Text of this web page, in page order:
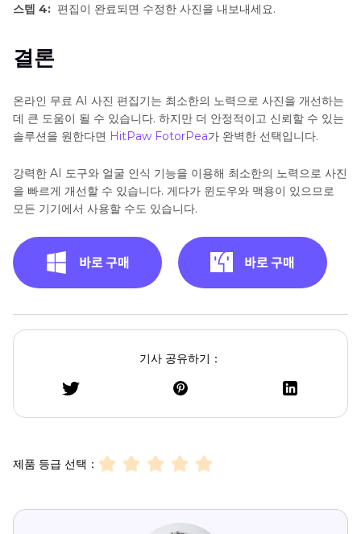
스텝 4: 편집이 완료되면 수정한 사진을 내보내세요.
결론
온라인 무료 AI 사진 편집기는 최소한의 노력으로 사진을 개선하는
데 큰 도움이 될 수 있습니다. 하지만 더 안정적이고 신뢰할 수 있는
솔루션을 원한다면 HitPaw FotorPea가 완벽한 선택입니다.
강력한 AI 도구와 얼굴 인식 기능을 이용해 최소한의 노력으로 사진
을 빠르게 개선할 수 있습니다. 게다가 윈도우와 맥용이 있으므로
모든 기기에서 사용할 수도 있습니다.
기사 공유하기：
제품 등급 선택：